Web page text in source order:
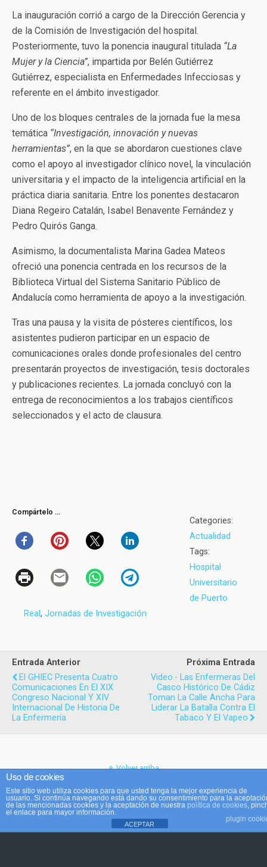
La inauguración corrió a cargo de la Dirección Gerencia y
de la Comisión de Investigación del hospital.
Posteriormente, tuvo la ponencia inaugural titulada “La
Mujer y la Ciencia”, impartida por Belén Gutiérrez
Gutiérrez, especialista en Enfermedades Infecciosas y
referente en el ámbito investigador.
Uno de los bloques centrales de la jornada fue la mesa
temática “Investigación, innovación y nuevas
herramientas”, en la que se abordaron cuestiones clave
como el apoyo al investigador clínico novel, la vinculación
universitaria y el impacto de la inteligencia artificial en la
práctica diaria sanitaria. Entre los ponentes destacaron
Diana Regeiro Catalán, Isabel Benavente Fernández y
Pedro Quirós Ganga.
Asimismo, la documentalista Marina Gadea Mateos
ofreció una ponencia centrada en los recursos de la
Biblioteca Virtual del Sistema Sanitario Público de
Andalucía como herramienta de apoyo a la investigación.
Tras una pausa y la visita de pósteres científicos, los
asistentes pudieron participar en un espacio de
comunicaciones orales donde profesionales del centro
presentarán proyectos de investigación, tesis doctorales
y publicaciones recientes. La jornada concluyó con la
entrega de reconocimientos a los trabajos científicos
seleccionados y el acto de clausura.
Compártelo …
Categories:
Actualidad
Tags:
Hospital
Universitario
de Puerto
Real, Jornadas de Investigación
Entrada Anterior
El GHIEC Presenta Cuatro
Comunicaciones En El XIX
Congreso Nacional Y XIV
Internacional De Historia De
La Enfermería
Próxima Entrada
Video.- Las Enfermeras Del
Casco Histórico De Cádiz
Toman La Calle Ancha Para
Liderar La Batalla Contra El
Tabaco Y El Vapeo
Volver arriba
Móvil Escritorio
Uso de cookies
Este sitio web utiliza cookies para que usted tenga la mejor experiencia de
usuario. Si continúa navegando está dando su consentimiento para la
de las mencionadas cookies y la aceptación de nuestra política de cookies,
el enlace para mayor información.
plugin
ACEPTAR